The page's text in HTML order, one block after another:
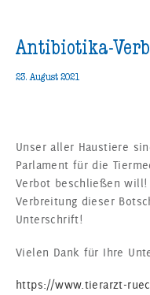
Antibiotika-
23. August 2021
Unser aller Haustiere
Parlament für die
Verbot beschließen
Verbreitung dieser
Unterschrift!
Vielen Dank für Ihre
https://www.tierarzt-